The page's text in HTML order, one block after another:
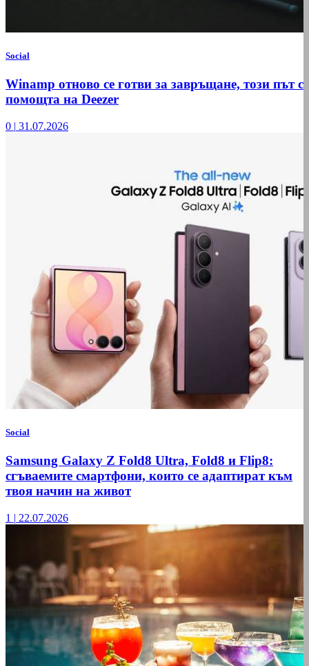
Social
Winamp отново се готви за завръщане, този път с
помощта на Deezer
0 | 31.07.2026
Social
Samsung Galaxy Z Fold8 Ultra, Fold8 и Flip8:
сгъваемите смартфони, които се адаптират към
твоя начин на живот
1 | 22.07.2026